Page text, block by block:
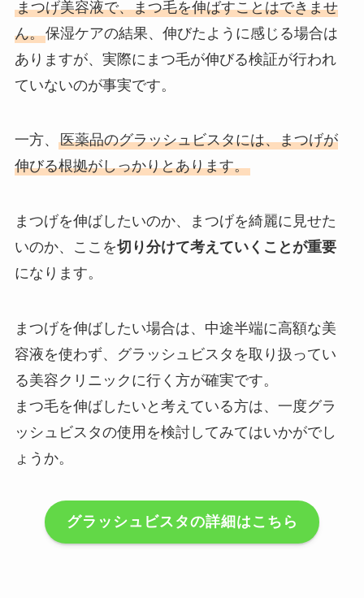
まつげ美容液で、まつ毛を伸ばすことはできませ
ん。保湿ケアの結果、伸びたように感じる場合は
ありますが、実際にまつ毛が伸びる検証が行われ
ていないのが事実です。
一方、 医薬品のグラッシュビスタには、まつげが
伸びる根拠がしっかりとあります。
まつげを伸ばしたいのか、まつげを綺麗に見せた
いのか、ここを切り分けて考えていくことが重要
になります。
まつげを伸ばしたい場合は、中途半端に高額な美
容液を使わず、グラッシュビスタを取り扱ってい
る美容クリニックに行く方が確実です。
まつ毛を伸ばしたいと考えている方は、一度グラ
ッシュビスタの使用を検討してみてはいかがでし
ょうか。
グラッシュビスタの詳細はこちら